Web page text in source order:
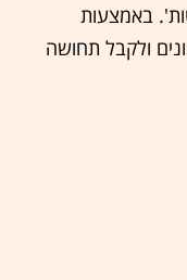
באמצעות
ולקבל תחושה